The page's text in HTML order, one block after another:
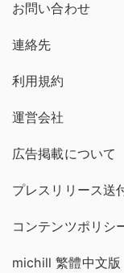
お問い合わせ
連絡先
利用規約
運営会社
広告掲載について
プレスリリース送
コンテンツポリシ
michill 繁體中文版